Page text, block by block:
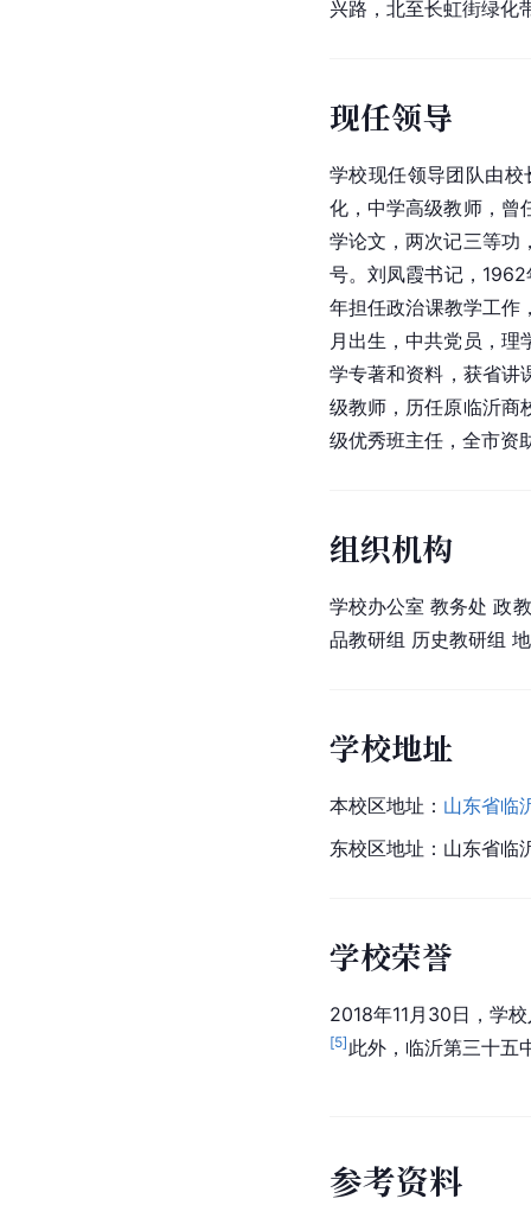
兴路，北至长虹街绿化
现任领导
学校现任领导团队由校
化，中学高级教师，曾
学论文，两次记三等功
号。刘凤霞书记，
年担任政治课教学工作
月出生，中共党员 ，
学专著和资料，获省讲
级教师，历任原临沂商
级优秀班主任，全市资
组织机构
学校办公室 教务处 政
品教研组 历史教研组
学校地址
本校区地址： 山东省临
东校区地址：山东省临
学校荣誉
2018年11月30日，学
[5] 此外，临沂第三十五
参考资料